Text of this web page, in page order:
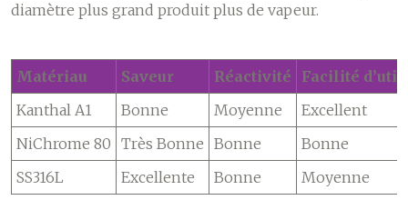
diamètre plus grand produit plus de vapeur.
Matériau Saveur Réactivité
Facilité
Kanthal A1
Bonne Moyenne
Excellent
NiChrome 80 Très Bonne Bonne
Bonne
SS316L
Excellente Bonne Moyenne